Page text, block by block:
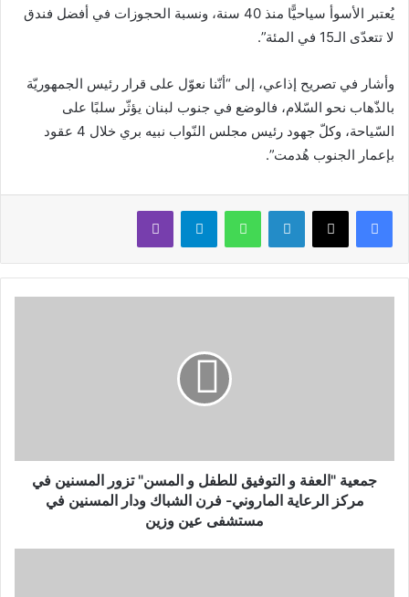
يُعتبر الأسوأ سياحيًّا منذ 40 سنة، ونسبة الحجوزات في أفضل فندق
لا تتعدّى الـ15 في المئة”.
وأشار في تصريح إذاعي، إلى “أنّنا نعوّل على قرار رئيس الجمهوريّة
بالذّهاب نحو السّلام، فالوضع في ​جنوب لبنان​ يؤثّر سلبًا على
السّياحة، وكلّ جهود رئيس مجلس النّواب ​نبيه بري​ خلال 4 عقود
بإعمار الجنوب هُدمت”.
لينكدإن واتساب تيلقرام ڤايبر
جمعية "العفة و التوفيق للطفل و المسن" تزور المسنين في
مركز الرعاية الماروني- فرن الشباك ودار المسنين في
مستشفى عين وزين